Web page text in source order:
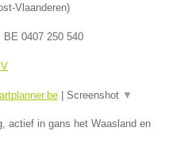
Vlaanderen)
BE 0407 250 540
Screenshot ▼
actief in gans het Waasland en